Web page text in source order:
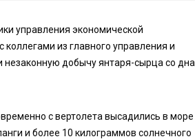
управления экономической
из главного управления и
добычу янтаря-сырца со дна
с вертолета высадились в море
и более 10 килограммов солнечного